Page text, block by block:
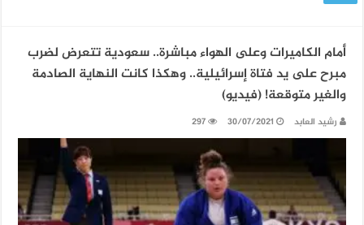
أمام الكاميرات وعلى الهواء مباشرة.. سعودية تتعرض لضرب
مبرح على يد فتاة إسرائيلية.. وهكذا كانت النهاية الصادمة
والغير متوقعة! (فيديو)
رشيد العابد 30/07/2021
297